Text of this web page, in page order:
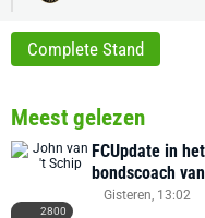
Complete Stand
Meest gelezen
2800
FCUpdate in
bondscoach
Gisteren, 13:02